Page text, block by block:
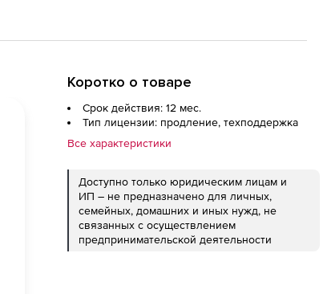
Коротко о товаре
Срок действия: 12 мес.
Тип лицензии: продление, техподдержка
Все характеристики
Доступно только юридическим лицам и
ИП – не предназначено для личных,
семейных, домашних и иных нужд, не
связанных с осуществлением
предпринимательской деятельности